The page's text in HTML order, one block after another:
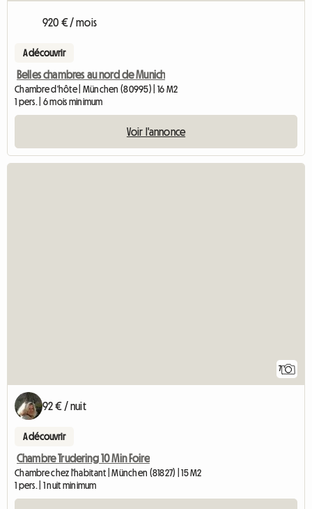
920 € / mois
A découvrir
Belles chambres au nord de Munich
Chambre d'hôte | München (80995) | 16 M2
1 pers. | 6 mois minimum
Voir l'annonce
7
92 € / nuit
A découvrir
Chambre Trudering 10 Min Foire
Chambre chez l'habitant | München (81827) | 15 M2
1 pers. | 1 nuit minimum